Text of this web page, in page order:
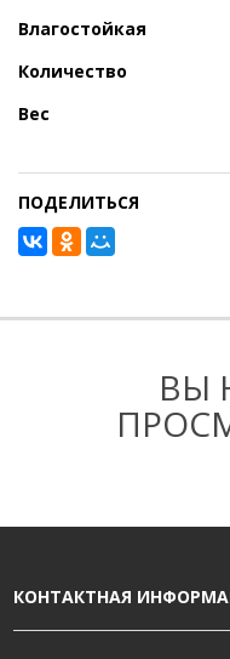
Влагостойкая
Количество
Вес
ПОДЕЛИТЬСЯ
ВЫ
КОНТАКТНАЯ